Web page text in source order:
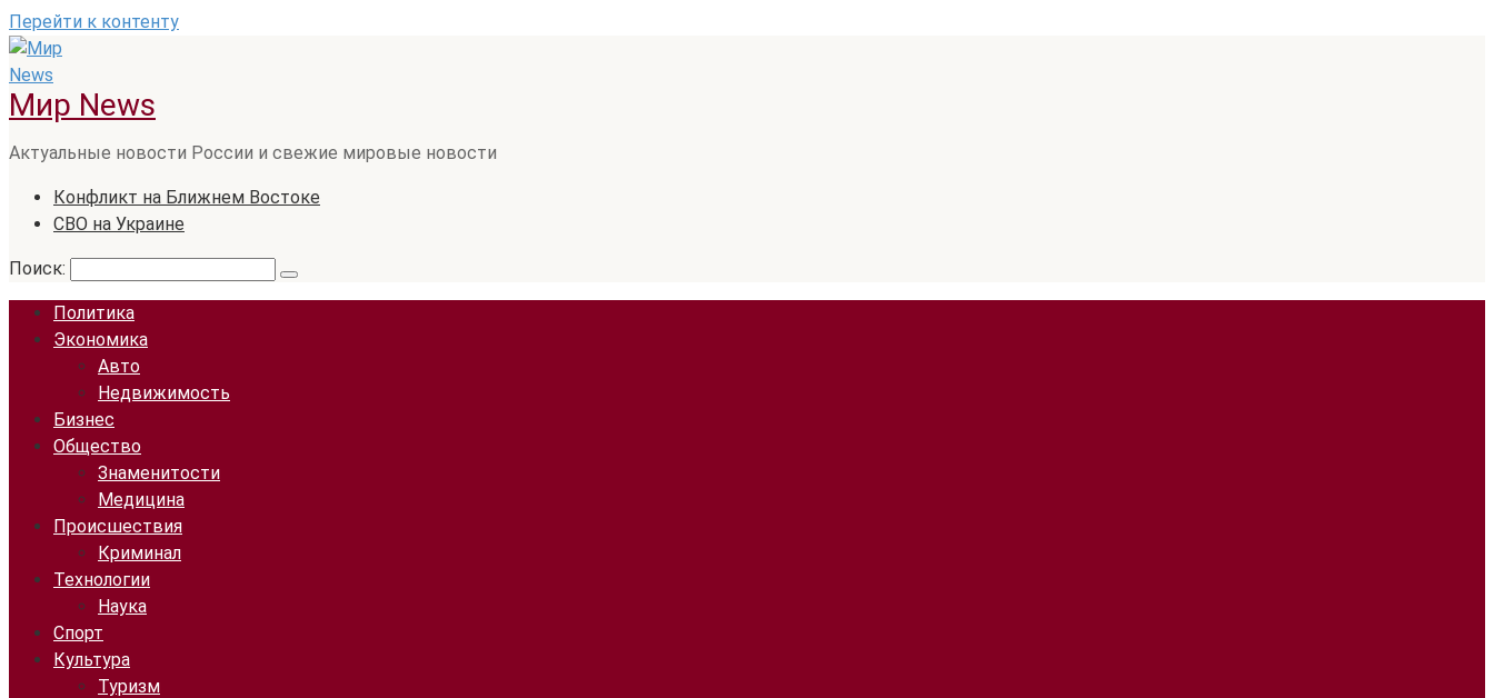
Перейти к контенту
Мир News
Актуальные новости России и свежие мировые новости
Конфликт на Ближнем Востоке
СВО на Украине
Поиск:
Политика
Экономика
Авто
Недвижимость
Бизнес
Общество
Знаменитости
Медицина
Происшествия
Криминал
Технологии
Наука
Спорт
Культура
Туризм